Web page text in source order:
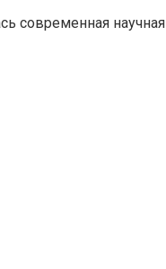
современная научная